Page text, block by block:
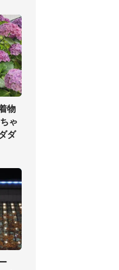
物
ゃ
ダ